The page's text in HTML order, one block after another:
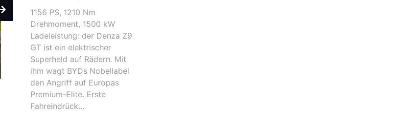
1156 PS, 1210 Nm
Drehmoment, 1500 kW
Ladeleistung: der Denza Z9
GT ist ein elektrischer
Superheld auf Rädern. Mit
ihm wagt BYDs Nobellabel
den Angriff auf Europas
Premium-Elite. Erste
Fahreindrück...